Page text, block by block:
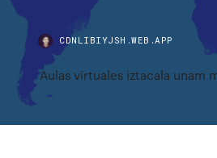
CDNLIBIYJSH.WEB.APP
Aulas virtuales iztacala unam